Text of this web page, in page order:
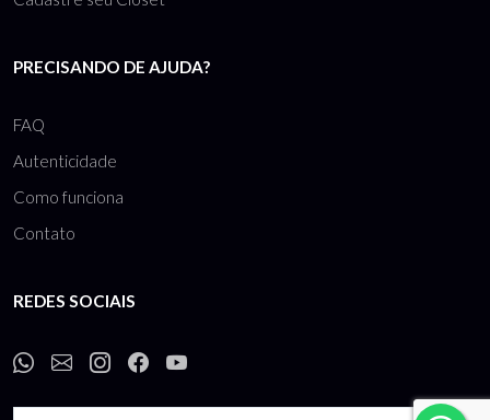
PRECISANDO DE AJUDA?
FAQ
Autenticidade
Como funciona
Contato
REDES SOCIAIS